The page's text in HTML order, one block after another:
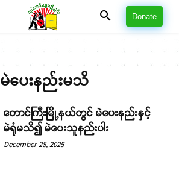
Donate
မဲပေးနည်းမသိ
တောင်ကြီးမြို့နယ်တွင် မဲပေးနည်းနှင့်
မဲရုံမသိ၍ မဲပေးသူနည်းပါး
December 28, 2025